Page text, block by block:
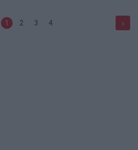
1 2 3 4 ›